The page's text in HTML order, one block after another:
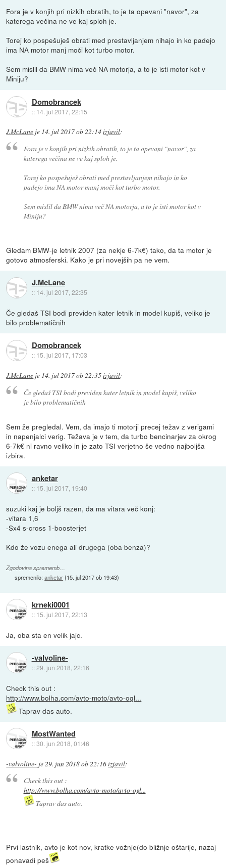
Fora je v konjih pri nizkih obratih, to je ta opevani "navor", za
katerega večina ne ve kaj sploh je.
Torej ko pospešuješ obrati med prestavljanjem nihajo in ko padejo
ima NA motor manj moči kot turbo motor.
Sem mislil da BMW nima več NA motorja, a to je isti motor kot v
Miniju?
Domobrancek
:: 14. jul 2017, 22:15
J.McLane je 14. jul 2017 ob 22:14izjavil:
Fora je v konjih pri nizkih obratih, to je ta opevani "navor", za
katerega večina ne ve kaj sploh je.
Torej ko pospešuješ obrati med prestavljanjem nihajo in ko
padejo ima NA motor manj moči kot turbo motor.
Sem mislil da BMW nima več NA motorja, a to je isti motor kot v
Miniju?
Gledam BMW-je letnik 2007 (za nekje 6-7k€) tako, da ta motor je
gotovo atmosferski. Kako je pri novejših pa ne vem.
J.McLane
:: 14. jul 2017, 22:35
Če gledaš TSI bodi previden kater letnik in model kupiš, veliko je
bilo problematičnih
Domobrancek
:: 15. jul 2017, 17:03
J.McLane je 14. jul 2017 ob 22:35izjavil:
Če gledaš TSI bodi previden kater letnik in model kupiš, veliko
je bilo problematičnih
Sem že pregledal. Vem, da imajo ti motorji precej težav z verigami
in napenjalci verig. Težava je v tem, da turbo bencinarjev za okrog
6-7k€ ni ravno veliko in je zato TSI verjetno še vedno najboljša
izbira.
anketar
:: 15. jul 2017, 19:40
suzuki kaj je boljš razen, da ma vitara več konj:
-vitara 1,6
-Sx4 s-cross 1-boosterjet
Kdo že vozu enega ali drugega (oba benza)?
Zgodovina sprememb…
spremenilo:anketar(15. jul 2017 ob 19:43)
krneki0001
:: 15. jul 2017, 22:13
Ja, oba sta en velik jajc.
-valvoline-
::29. jun 2018, 22:16
Check this out :
http://www.bolha.com/avto-moto/avto-ogl...
Taprav das auto.
MostWanted
::30. jun 2018, 01:46
-valvoline- je29. jun 2018 ob 22:16izjavil:
Check this out :
http://www.bolha.com/avto-moto/avto-ogl...
Taprav das auto.
Prvi lastnik, avto je kot nov, kratke vožnje(do bližnje oštarije, nazaj
ponavadi peš